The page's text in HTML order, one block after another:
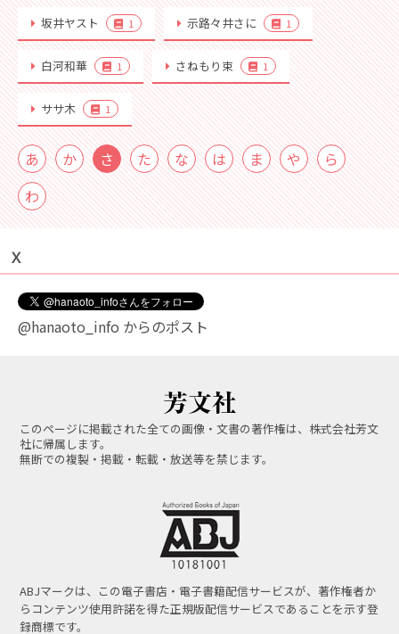
坂井ヤスト 1 示路々井さに 1
白河和華 1 さねもり束 1
ササ木 1
あ か さ た な は ま や
ら
わ
Ｘ
@hanaoto_info からのポスト
このページに掲載された全ての画像・文書の著作権は、株式会社芳文
社に帰属します。
無断での複製・掲載・転載・放送等を禁じます。
ABJマークは、この電子書店・電子書籍配信サービスが、著作権者か
らコンテンツ使用許諾を得た正規版配信サービスであることを示す登
録商標です。